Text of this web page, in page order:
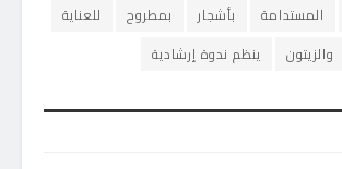
المستدامة بأشجار بمطروح
للعناية
والزيتون ينظم ندوة إرشادية